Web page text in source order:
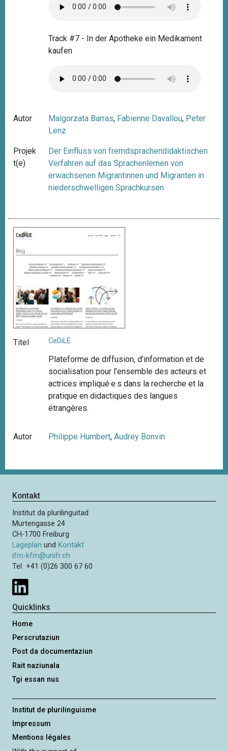
Track #7 - In der Apotheke ein Medikament
kaufen
Autor Malgorzata Barras, Fabienne Davallou, Peter
Lenz
Projek
t(e)
Der Einfluss von fremdsprachendidaktischen
Verfahren auf das Sprachenlernen von
erwachsenen Migrantinnen und Migranten in
niederschwelligen Sprachkursen
Titel CeDiLE
Plateforme de diffusion, d’information et de
socialisation pour l’ensemble des acteurs et
actrices impliqué·e·s dans la recherche et la
pratique en didactiques des langues
étrangères.
Autor Philippe Humbert,Audrey Bonvin
Kontakt
Institut da plurilinguitad
Murtengasse 24
CH-1700 Freiburg
Lageplan und Kontakt
ifm-kfm@unifr.ch
Tel +41 (0)26 300 67 60
Quicklinks
Home
Perscrutaziun
Post da documentaziun
Rait naziunala
Tgi essan nus
Institut de plurilinguisme
Impressum
Mentions légales